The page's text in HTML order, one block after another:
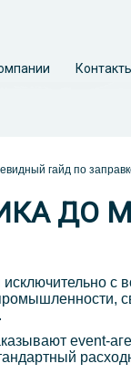
гайд по
ДО
event-